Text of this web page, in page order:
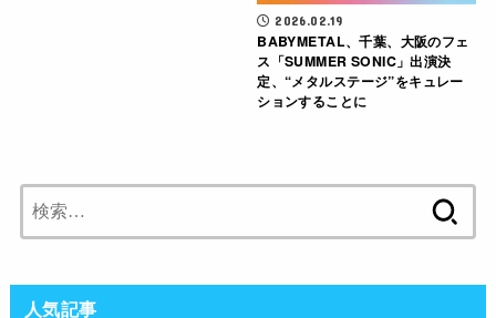
2026.02.19
BABYMETAL、千葉、大阪のフェ
ス「SUMMER SONIC」出演決
定、“メタルステージ”をキュレー
ションすることに
索:
人気記事